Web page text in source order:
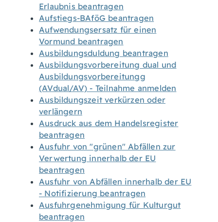
Erlaubnis beantragen
Aufstiegs-BAföG beantragen
Aufwendungsersatz für einen
Vormund beantragen
Ausbildungsduldung beantragen
Ausbildungsvorbereitung dual und
Ausbildungsvorbereitungg
(AVdual/AV) - Teilnahme anmelden
Ausbildungszeit verkürzen oder
verlängern
Ausdruck aus dem Handelsregister
beantragen
Ausfuhr von "grünen" Abfällen zur
Verwertung innerhalb der EU
beantragen
Ausfuhr von Abfällen innerhalb der EU
- Notifizierung beantragen
Ausfuhrgenehmigung für Kulturgut
beantragen